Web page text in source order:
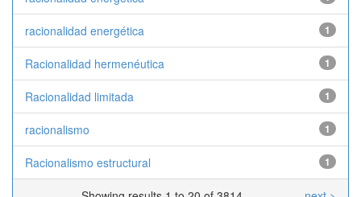
racionalidad energética 1
Racionalidad hermenéutica 1
Racionalidad limitada 1
racionalismo 1
Racionalismo estructural 1